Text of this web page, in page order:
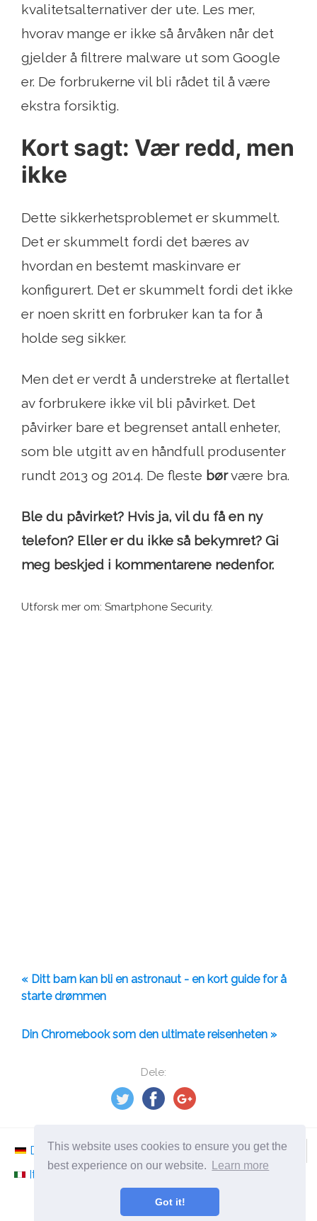
This website uses cookies to ensure you get the
best experience on our website.
Learn more
Got it!
Dele:
kvalitetsalternativer der ute. Les mer,
hvorav mange er ikke så årvåken når det
gjelder å filtrere malware ut som Google
er. De forbrukerne vil bli rådet til å være
ekstra forsiktig.
Kort sagt: Vær redd, men
ikke
Dette sikkerhetsproblemet er skummelt.
Det er skummelt fordi det bæres av
hvordan en bestemt maskinvare er
konfigurert. Det er skummelt fordi det ikke
er noen skritt en forbruker kan ta for å
holde seg sikker.
Men det er verdt å understreke at flertallet
av forbrukere ikke vil bli påvirket. Det
påvirker bare et begrenset antall enheter,
som ble utgitt av en håndfull produsenter
rundt 2013 og 2014. De fleste børvære bra.
Ble du påvirket? Hvis ja, vil du få en ny
telefon? Eller er du ikke så bekymret? Gi
meg beskjed i kommentarene nedenfor.
Utforsk mer om: Smartphone Security.
« Ditt barn kan bli en astronaut - en kort guide for å
starte drømmen
Din Chromebook som den ultimate reisenheten »
Deutsch Nederlands Svenska
Norsk
Italiano
Español Românesc
no.ephesossoftware.com